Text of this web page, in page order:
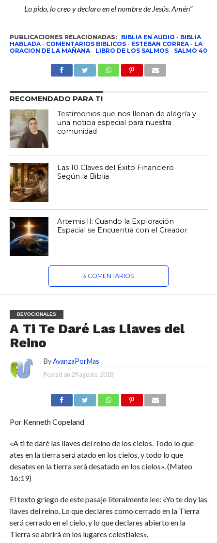
Lo pido, lo creo y declaro en el nombre de Jesús. Amén”
PUBLICACIONES RELACIONADAS: BIBLIA EN AUDIO - BIBLIA
HABLADA- COMENTARIOS BIBLICOS- ESTEBAN CORREA- LA
ORACION DE LA MAÑANA- LIBRO DE LOS SALMOS- SALMO 40
RECOMENDADO PARA TI
Testimonios que nos llenan de alegría y
una noticia especial para nuestra
comunidad
Las 10 Claves del Éxito Financiero
Según la Biblia
Artemis II: Cuando la Exploración
Espacial se Encuentra con el Creador
3 COMENTARIOS
DEVOCIONALES
A Ti Te Daré Las Llaves del
Reino
By AvanzaPorMas
Posted on 29 agosto, 2018
Por Kenneth Copeland
«A ti te daré las llaves del reino de los cielos. Todo lo que
ates en la tierra será atado en los cielos, y todo lo que
desates en la tierra será desatado en los cielos». (Mateo
16:19)
El texto griego de este pasaje literalmente lee: «Yo te doy las
llaves del reino. Lo que declares como cerrado en la Tierra
será cerrado en el cielo, y lo que declares abierto en la
Tierra se abrirá en los lugares celestiales».